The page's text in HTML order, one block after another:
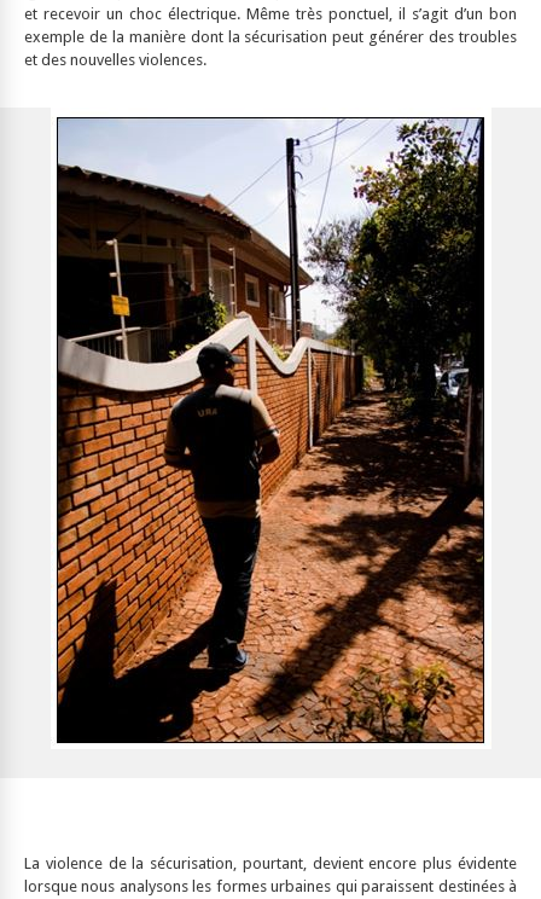
et recevoir un choc électrique. Même très ponctuel, il s’agit d’un bon
exemple de la manière dont la sécurisation peut générer des troubles
et des nouvelles violences.
La violence de la sécurisation, pourtant, devient encore plus évidente
lorsque nous analysons les formes urbaines qui paraissent destinées à